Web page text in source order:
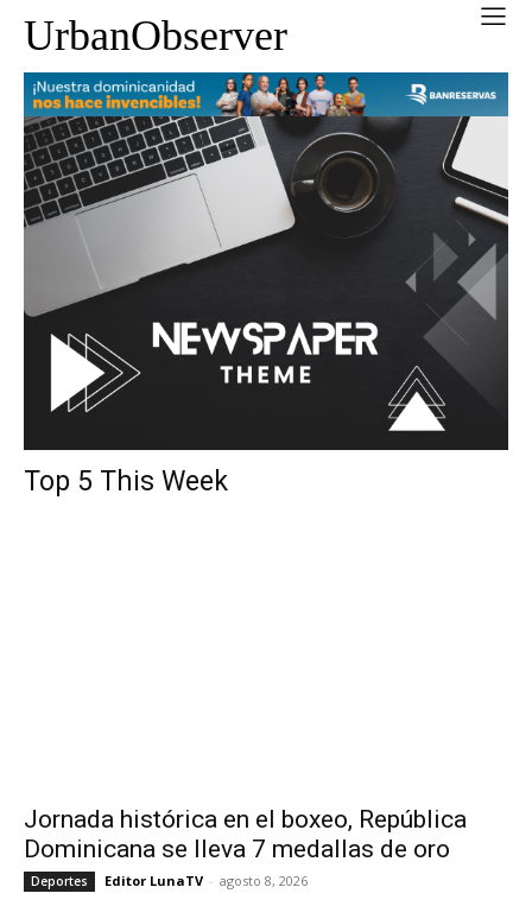
UrbanObserver
Top 5 This Week
Jornada histórica en el boxeo, República
Dominicana se lleva 7 medallas de oro
Deportes Editor LunaTV - agosto 8, 2026